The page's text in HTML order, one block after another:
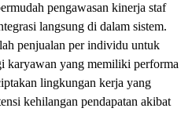
pengawasan kinerja staf
langsung di dalam sistem.
penjualan per individu untuk
karyawan yang memiliki performa
lingkungan kerja yang
kehilangan pendapatan akibat